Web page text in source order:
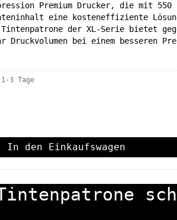
Premium Drucker, die mit 550
eine kosteneffiziente
der XL-Serie bietet
Druckvolumen bei einem besseren
3 Tage
In den Einkaufswagen